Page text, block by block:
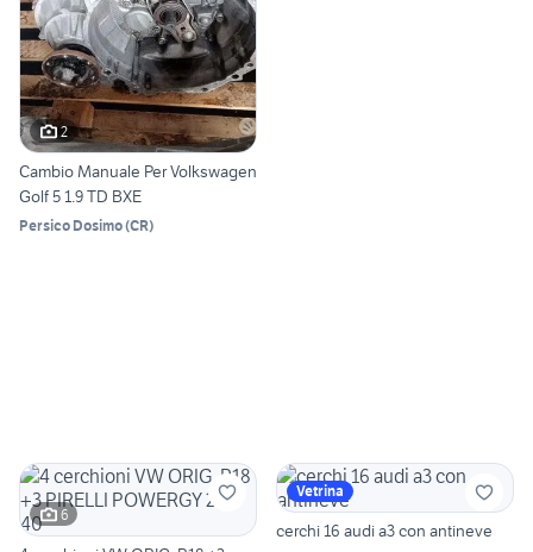
2
Cambio Manuale Per Volkswagen
Golf 5 1.9 TD BXE
Persico Dosimo(CR)
6
Vetrina
cerchi 16 audi a3 con antineve